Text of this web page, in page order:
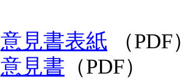
意見書表紙 （PDF
意見書 （PDF）